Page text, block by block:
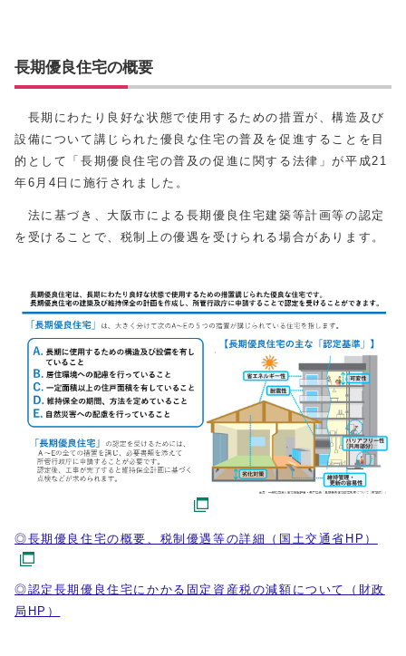
長期優良住宅の概要
長期にわたり良好な状態で使用するための措置が、構造及び
設備について講じられた優良な住宅の普及を促進することを目
的として「長期優良住宅の普及の促進に関する法律」が平成21
年6月4日に施行されました。
法に基づき、大阪市による長期優良住宅建築等計画等の認定
を受けることで、税制上の優遇を受けられる場合があります。
◎長期優良住宅の概要、税制優遇等の詳細（国土交通省HP）
◎認定長期優良住宅にかかる固定資産税の減額について（財政
局HP）